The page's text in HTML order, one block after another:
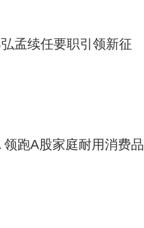
孟续任要职引领新征
跑A股家庭耐用消费品